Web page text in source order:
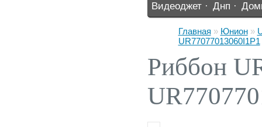
Видеоджет · Днп ·
Главная » Юнион »
UR77077013060I1P1
Риббон